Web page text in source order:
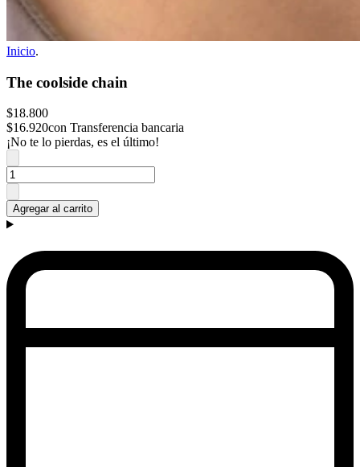
Inicio.
The coolside chain
$18.800
$16.920con Transferencia bancaria
¡No te lo pierdas, es el último!
Agregar al carrito